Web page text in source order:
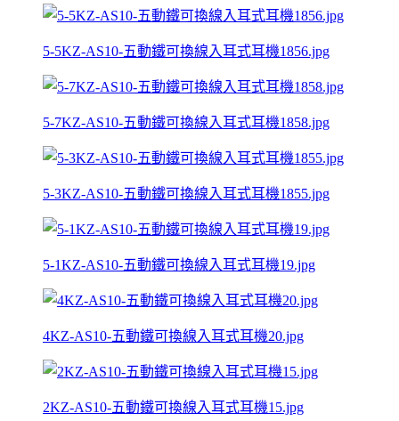
5-5KZ-AS10-五動鐵可換線入耳式耳機1856.jpg
5-7KZ-AS10-五動鐵可換線入耳式耳機1858.jpg
5-3KZ-AS10-五動鐵可換線入耳式耳機1855.jpg
5-1KZ-AS10-五動鐵可換線入耳式耳機19.jpg
4KZ-AS10-五動鐵可換線入耳式耳機20.jpg
2KZ-AS10-五動鐵可換線入耳式耳機15.jpg